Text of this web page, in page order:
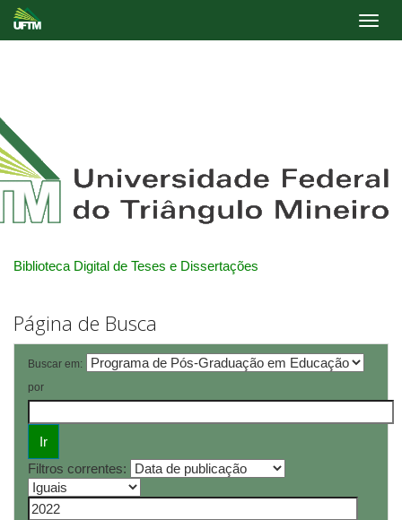
Biblioteca Digital de Teses e Dissertações
Página de Busca
Buscar em:
por
Filtros correntes: